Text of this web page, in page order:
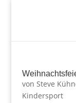
von Steve
Kindersport